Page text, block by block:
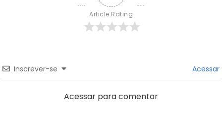
Article Rating
Inscrever-se Acessar
Acessar para comentar